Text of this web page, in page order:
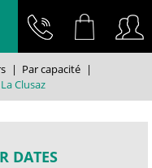
| Par capacité |
Clusaz
DATES